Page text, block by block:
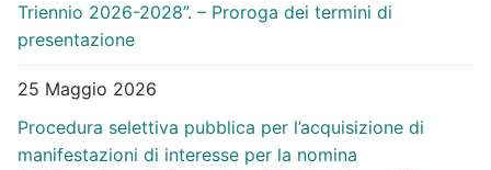
Triennio 2026-2028”. – Proroga dei termini di
presentazione
25 Maggio 2026
Procedura selettiva pubblica per l’acquisizione di
manifestazioni di interesse per la nomina